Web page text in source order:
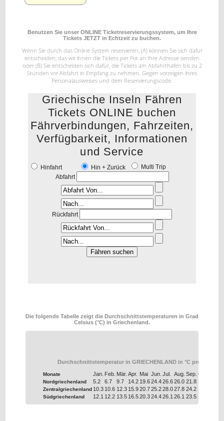
Benutzen Sie unser ONLINE Ticketreservierungssystem, um Ihre
Tickets JETZT in Echtzeit zu buchen.
Wenn Sie durch das Online System reservieren, (A) können Sie sich dafür
entscheiden, das wir ihnen die Tickets per Pot an Ihre Adresse senden
oder (B) Sie entscheiden sich dafür, die Tickets am Abfahrthafen bis zu 2
Stunden vor Abfahrt in Empfang zu nehmen. Gegen vorzeigen ihres
Personalausweises und dem Reservierungscode.
Griechische Inseln Fähren
Tickets ONLINE buchen
Fährverbindungen, Fahrzeiten,
Verfügbarkeit, Informationen
und Service
Hinfahrt Hin + Zurück
Multi Trip
Abfahrt
Rückfahrt
Die folgende Tabelle zeigt die Durchschnittstemperaturen in Grad
Celsius (°C) in Griechenland.
Durchschnittstemperatur in GRIECHENLAND in °C pro Monat
Monate Jan. Feb. Mär. Apr. Mai Jun. Jul. Aug. Sep. Okt.
Nordgriechenland 5.2 6.7 9.7 14.2 19.624.426.626.0 21.8
Zentralgriechenland 10.3 10.6 12.3 15.920.725.228.027.8 24.2
Südgriechenland 12.1 12.2 13.5 16.520.324.426.1 26.1 23.5 20.0